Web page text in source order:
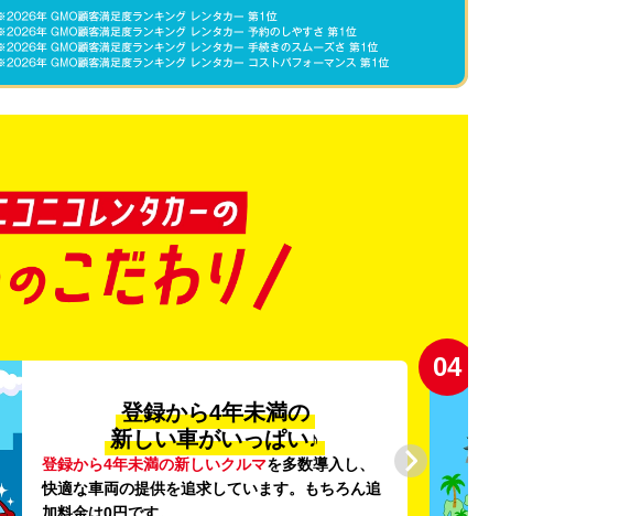
利便性抜群★
全国約1,500店舗を展開
全国47都道府県に1,500店舗を展開し、駅チカ・
空港周辺
の店舗や24時間営業店舗で、いつでもど
こでも気軽にご利用いただける利便性にこだわっ
01